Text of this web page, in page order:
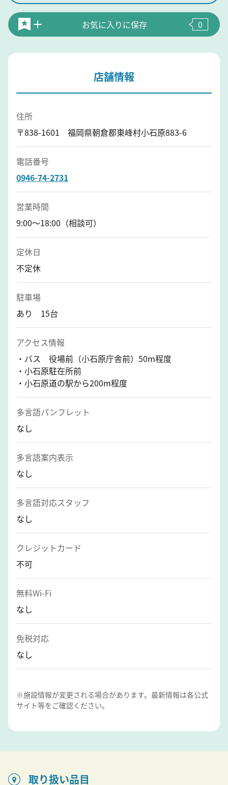
お気に入りに保存 0
店舗情報
住所
〒838-1601 福岡県朝倉郡東峰村小石原883-6
電話番号
0946-74-2731
営業時間
9:00～18:00（相談可）
定休日
不定休
駐車場
あり 15台
アクセス情報
・バス 役場前（小石原庁舎前）50m程度
・小石原駐在所前
・小石原道の駅から200m程度
多言語パンフレット
なし
多言語案内表示
なし
多言語対応スタッフ
なし
クレジットカード
不可
無料Wi-Fi
なし
免税対応
なし
※施設情報が変更される場合があります。最新情報は各公式
サイト等をご確認ください。
取り扱い品目